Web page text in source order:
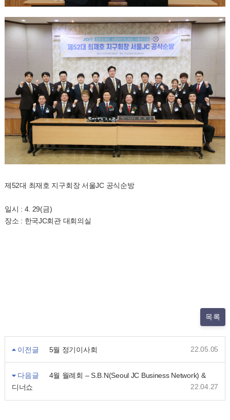
제52대 최재호 지구회장 서울JC 공식순방
일시 : 4. 29(금)
장소 : 한국JC회관 대회의실
목록
이전글 5월 정기이사회 22.05.05
다음글
4월 월례회 – S.B.N(Seoul JC Business Network) &
디너쇼
22.04.27